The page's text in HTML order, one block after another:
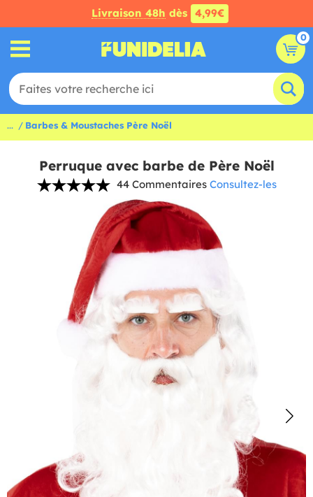
Livraison 48h dès 4,99€
0
... Barbes & Moustaches Père Noël
Perruque avec barbe de Père Noël
44 Commentaires Consultez-les